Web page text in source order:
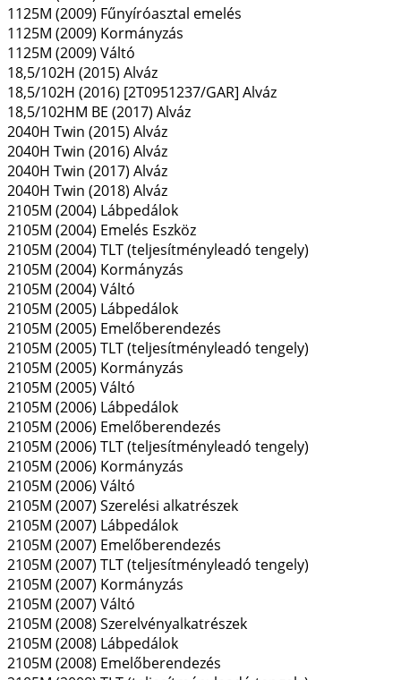
1125M (2009) Fűnyíróasztal emelés
1125M (2009) Kormányzás
1125M (2009) Váltó
18,5/102H (2015) Alváz
18,5/102H (2016) [2T0951237/GAR] Alváz
18,5/102HM BE (2017) Alváz
2040H Twin (2015) Alváz
2040H Twin (2016) Alváz
2040H Twin (2017) Alváz
2040H Twin (2018) Alváz
2105M (2004) Lábpedálok
2105M (2004) Emelés Eszköz
2105M (2004) TLT (teljesítményleadó tengely)
2105M (2004) Kormányzás
2105M (2004) Váltó
2105M (2005) Lábpedálok
2105M (2005) Emelőberendezés
2105M (2005) TLT (teljesítményleadó tengely)
2105M (2005) Kormányzás
2105M (2005) Váltó
2105M (2006) Lábpedálok
2105M (2006) Emelőberendezés
2105M (2006) TLT (teljesítményleadó tengely)
2105M (2006) Kormányzás
2105M (2006) Váltó
2105M (2007) Szerelési alkatrészek
2105M (2007) Lábpedálok
2105M (2007) Emelőberendezés
2105M (2007) TLT (teljesítményleadó tengely)
2105M (2007) Kormányzás
2105M (2007) Váltó
2105M (2008) Szerelvényalkatrészek
2105M (2008) Lábpedálok
2105M (2008) Emelőberendezés